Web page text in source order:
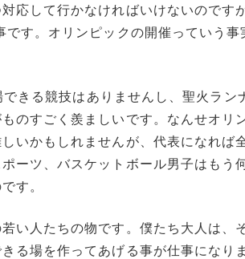
応して行かなければいけないのです
です。オリンピックの開催っていう
きる競技はありませんし、聖火ラン
のすごく羨ましいです。なんせオリ
いかもしれませんが、代表になれば
ーツ、バスケットボール男子はもう
す。
い人たちの物です。僕たち大人は、
る場を作ってあげる事が仕事になり